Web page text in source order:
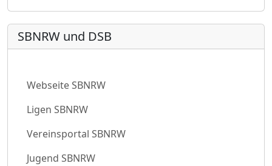
SBNRW und DSB
Webseite SBNRW
Ligen SBNRW
Vereinsportal SBNRW
Jugend SBNRW